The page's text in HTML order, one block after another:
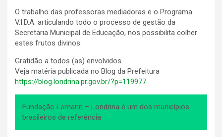
O trabalho das professoras mediadoras e o Programa
V.I.D.A. articulando todo o processo de gestão da
Secretaria Municipal de Educação, nos possibilita colher
estes frutos divinos.
Gratidão a todos (as) envolvidos
Veja matéria publicada no Blog da Prefeitura
https://blog.londrina.pr.gov.br/?p=119977
Fundação Lemann – Londrina é um dos municípios
brasileiros de referência